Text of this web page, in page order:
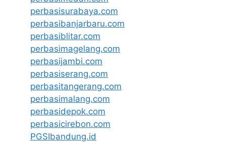
perbasisurabaya.com
perbasibanjarbaru.com
perbasiblitar.com
perbasimagelang.com
perbasijambi.com
perbasiserang.com
perbasitangerang.com
perbasimalang.com
perbasidepok.com
perbasicirebon.com
PGSIbandung.id